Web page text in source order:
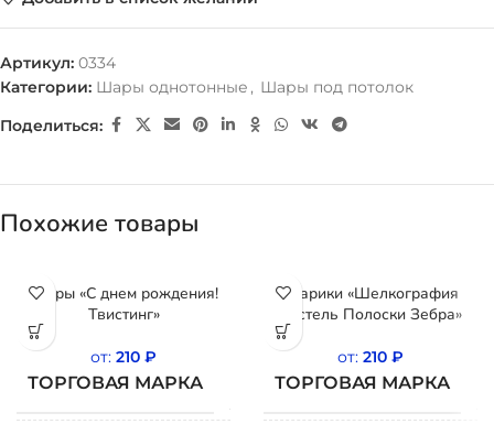
Артикул: 0334
Категории: Шары однотонные , Шары под потолок
Поделиться:
Похожие товары
Шары «С днем рождения!
Твистинг»
от: 210 ₽
ТОРГОВАЯ МАРКА BELBAL
Шарики «Шелкография
пастель Полоски Зебра»
от: 210 ₽
ТОРГОВАЯ МАРКА